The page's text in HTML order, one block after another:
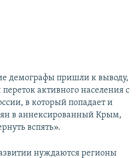
демографы пришли к выводу,
активного населения с
в который попадает и
в аннексированный Крым,
вспять».
нуждаются регионы